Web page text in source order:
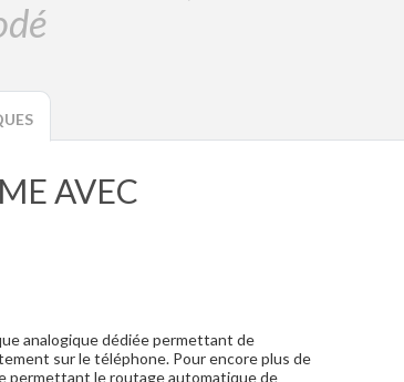
AVEC
analogique dédiée permettant de
sur le téléphone. Pour encore plus de
permettant le routage automatique de